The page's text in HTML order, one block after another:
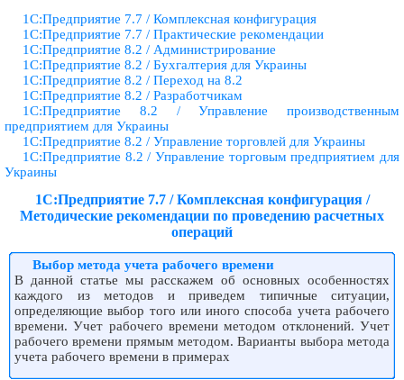
1С:Предприятие 7.7 / Комплексная конфигурация
1С:Предприятие 7.7 / Практические рекомендации
1С:Предприятие 8.2 / Администрирование
1С:Предприятие 8.2 / Бухгалтерия для Украины
1С:Предприятие 8.2 / Переход на 8.2
1С:Предприятие 8.2 / Разработчикам
1С:Предприятие 8.2 / Управление производственным
предприятием для Украины
1С:Предприятие 8.2 / Управление торговлей для Украины
1С:Предприятие 8.2 / Управление торговым предприятием для
Украины
1С:Предприятие 7.7 / Комплексная конфигурация /
Методические рекомендации по проведению расчетных
операций
Выбор метода учета рабочего времени
В данной статье мы расскажем об основных особенностях
каждого из методов и приведем типичные ситуации,
определяющие выбор того или иного способа учета рабочего
времени. Учет рабочего времени методом отклонений. Учет
рабочего времени прямым методом. Варианты выбора метода
учета рабочего времени в примерах